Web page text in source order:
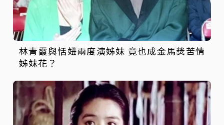
林青霞與恬妞兩度演姊妹 竟也成金馬獎苦情
姊妹花？